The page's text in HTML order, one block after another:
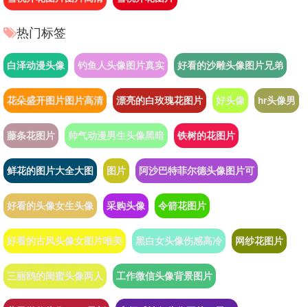
热门标签
白泽动漫头像 钓鱼人头像图片真实 好看的沙雕头像图片兄弟
花朵盛开图片图片高清 漂亮的白玫瑰花图片 好头像 hr头像男
藤条花图片 帅气动漫男生头像黑暗 铁树的花图片
鲜花的图片大全大图 图片 阿沙巴特菲尔德头像图片可
好看的头像女生头像 采购头像 令箭花图片
好看的古风头像女图片唯美 黑白女头像伤感高冷 网纱花图片
三丽鸥的闺蜜头像两人 工作微信头像背景图片